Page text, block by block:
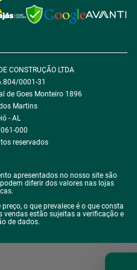
CONSTRUÇÃO LTDA
0001-31
de Goes Monteiro 1896
Martins
- AL
000
reservados
apresentados no nosso site são
diferir dos valores nas lojas
o que prevalece é o que consta
vendas estão sujeitas a verificação e
de dados.